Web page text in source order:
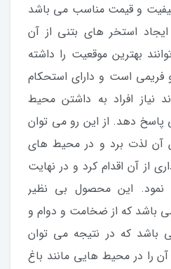
و قیمت مناسب می باشد
استخر های بتنی از آن
بهترین موقعیت را داشته
است و دارای استحکام
نیاز افراد به داشتن محیط
پاسخ دهد. از این رو می توان
آن لذت برد و در محیط های
از آن اقدام کرد و در نهایت
نمود. این محصول بی نظیر
که از ضخامت و دوام و
باشد که در نتیجه می توان
را در محیط هایی مانند باغ